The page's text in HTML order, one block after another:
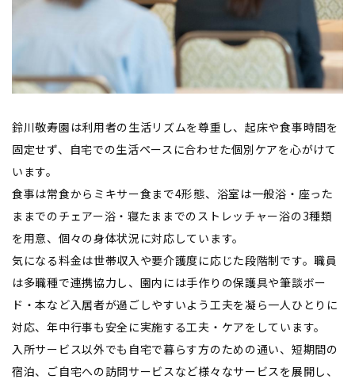
鈴川敬寿園は利用者の生活リズムを尊重し、起床や食事時間を
固定せず、自宅での生活ペースに合わせた個別ケアを心がけて
います。
食事は常食からミキサー食まで4形態、浴室は一般浴・座った
ままでのチェアー浴・寝たままでのストレッチャー浴の3種類
を用意、個々の身体状況に対応しています。
気になる料金は世帯収入や要介護度に応じた段階制です。職員
は多職種で連携協力し、園内には手作りの保護具や筆談ボー
ド・本など入居者が過ごしやすいよう工夫を凝ら一人ひとりに
対応、年中行事も安全に実施する工夫・ケアをしています。
入所サービス以外でも自宅で暮らす方のための通い、短期間の
宿泊、ご自宅への訪問サービスなど様々なサービスを展開し、